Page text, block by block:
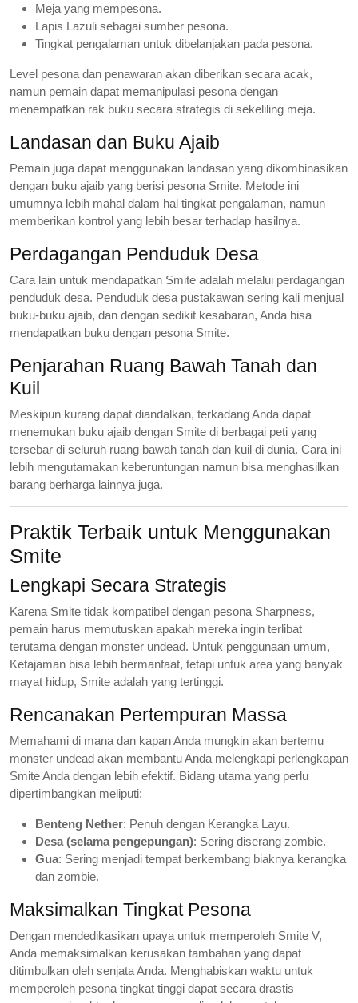
Meja yang mempesona.
Lapis Lazuli sebagai sumber pesona.
Tingkat pengalaman untuk dibelanjakan pada pesona.
Level pesona dan penawaran akan diberikan secara acak,
namun pemain dapat memanipulasi pesona dengan
menempatkan rak buku secara strategis di sekeliling meja.
Landasan dan Buku Ajaib
Pemain juga dapat menggunakan landasan yang dikombinasikan
dengan buku ajaib yang berisi pesona Smite. Metode ini
umumnya lebih mahal dalam hal tingkat pengalaman, namun
memberikan kontrol yang lebih besar terhadap hasilnya.
Perdagangan Penduduk Desa
Cara lain untuk mendapatkan Smite adalah melalui perdagangan
penduduk desa. Penduduk desa pustakawan sering kali menjual
buku-buku ajaib, dan dengan sedikit kesabaran, Anda bisa
mendapatkan buku dengan pesona Smite.
Penjarahan Ruang Bawah Tanah dan
Kuil
Meskipun kurang dapat diandalkan, terkadang Anda dapat
menemukan buku ajaib dengan Smite di berbagai peti yang
tersebar di seluruh ruang bawah tanah dan kuil di dunia. Cara ini
lebih mengutamakan keberuntungan namun bisa menghasilkan
barang berharga lainnya juga.
Praktik Terbaik untuk Menggunakan
Smite
Lengkapi Secara Strategis
Karena Smite tidak kompatibel dengan pesona Sharpness,
pemain harus memutuskan apakah mereka ingin terlibat
terutama dengan monster undead. Untuk penggunaan umum,
Ketajaman bisa lebih bermanfaat, tetapi untuk area yang banyak
mayat hidup, Smite adalah yang tertinggi.
Rencanakan Pertempuran Massa
Memahami di mana dan kapan Anda mungkin akan bertemu
monster undead akan membantu Anda melengkapi perlengkapan
Smite Anda dengan lebih efektif. Bidang utama yang perlu
dipertimbangkan meliputi:
Benteng Nether: Penuh dengan Kerangka Layu.
Desa (selama pengepungan): Sering diserang zombie.
Gua: Sering menjadi tempat berkembang biaknya kerangka
dan zombie.
Maksimalkan Tingkat Pesona
Dengan mendedikasikan upaya untuk memperoleh Smite V,
Anda memaksimalkan kerusakan tambahan yang dapat
ditimbulkan oleh senjata Anda. Menghabiskan waktu untuk
memperoleh pesona tingkat tinggi dapat secara drastis